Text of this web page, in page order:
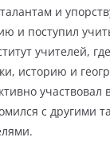
и
и поступил
учителей,
историю и
участвовал
с другими